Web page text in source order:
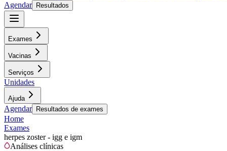
Agendar
Resultados
Exames
Vacinas
Serviços
Unidades
Ajuda
Agendar Resultados de exames
Home
Exames
herpes zoster - igg e igm
Análises clínicas